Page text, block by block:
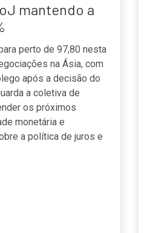
mantendo a
perto de 97,80 nesta
na Ásia, com
após a decisão do
a coletiva de
os próximos
monetária e
a política de juros e